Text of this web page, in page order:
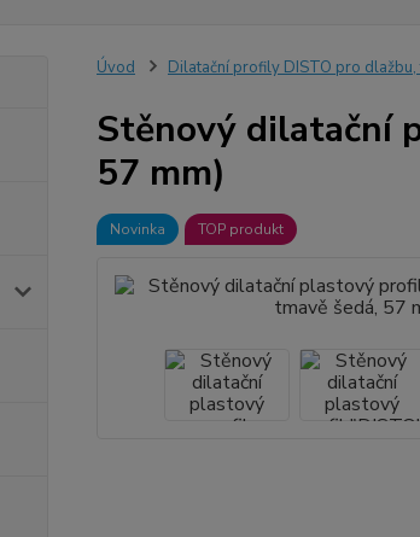
Úvod Dilatační profily DISTO pro dlažbu,
Stěnový dilatační
57 mm)
Novinka TOP produkt